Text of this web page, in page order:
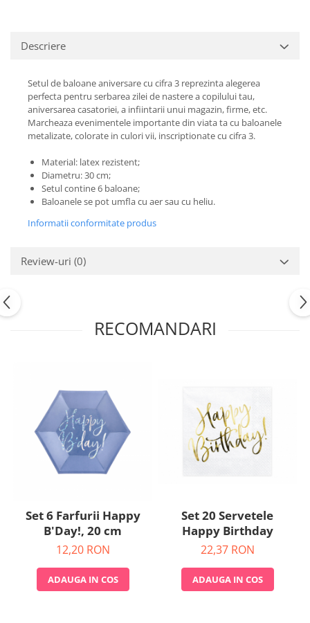
Ocazie
Anul Nou
Gender Reveal
Baby Shower
Botez
Halloween
Nunta
Paste
Petrecerea Burlacitelor
Valentine's Day
Descriere
Setul de baloane aniversare cu cifra 3 reprezinta alegerea
perfecta pentru serbarea zilei de nastere a copilului tau,
aniversarea casatoriei, a infiintarii unui magazin, firme, etc.
Marcheaza evenimentele importante din viata ta cu baloanele
metalizate, colorate in culori vii, inscriptionate cu cifra 3.
Material: latex rezistent;
Diametru: 30 cm;
Setul contine 6 baloane;
Baloanele se pot umfla cu aer sau cu heliu.
Informatii conformitate produs
Review-uri (0)
RECOMANDARI
Set 6 Farfurii Happy
B'Day!, 20 cm
12,20 RON
ADAUGA IN COS
Set 20 Servetele
Happy Birthday
22,37 RON
ADAUGA IN COS